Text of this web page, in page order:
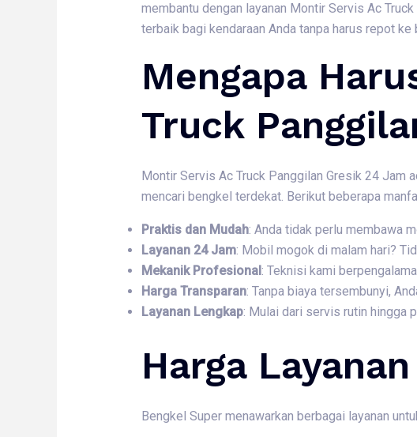
membantu dengan layanan Montir Servis Ac
terbaik bagi kendaraan Anda tanpa harus repot ke
Mengapa
Truck
Montir Servis Ac Truck Panggilan Gresik 24 Jam
mencari bengkel terdekat. Berikut beberapa
Praktis dan Mudah: Anda tidak perlu membawa
Layanan 24 Jam: Mobil mogok di malam hari?
Mekanik Profesional : Teknisi kami
Harga Transparan: Tanpa biaya tersembunyi,
Layanan Lengkap: Mulai dari servis rutin hingga
Harga
Bengkel Super menawarkan berbagai layanan